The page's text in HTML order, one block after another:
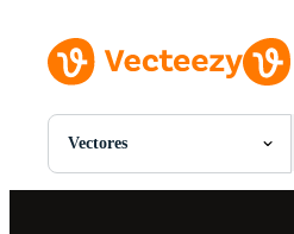
Vectores
Todas Imágenes